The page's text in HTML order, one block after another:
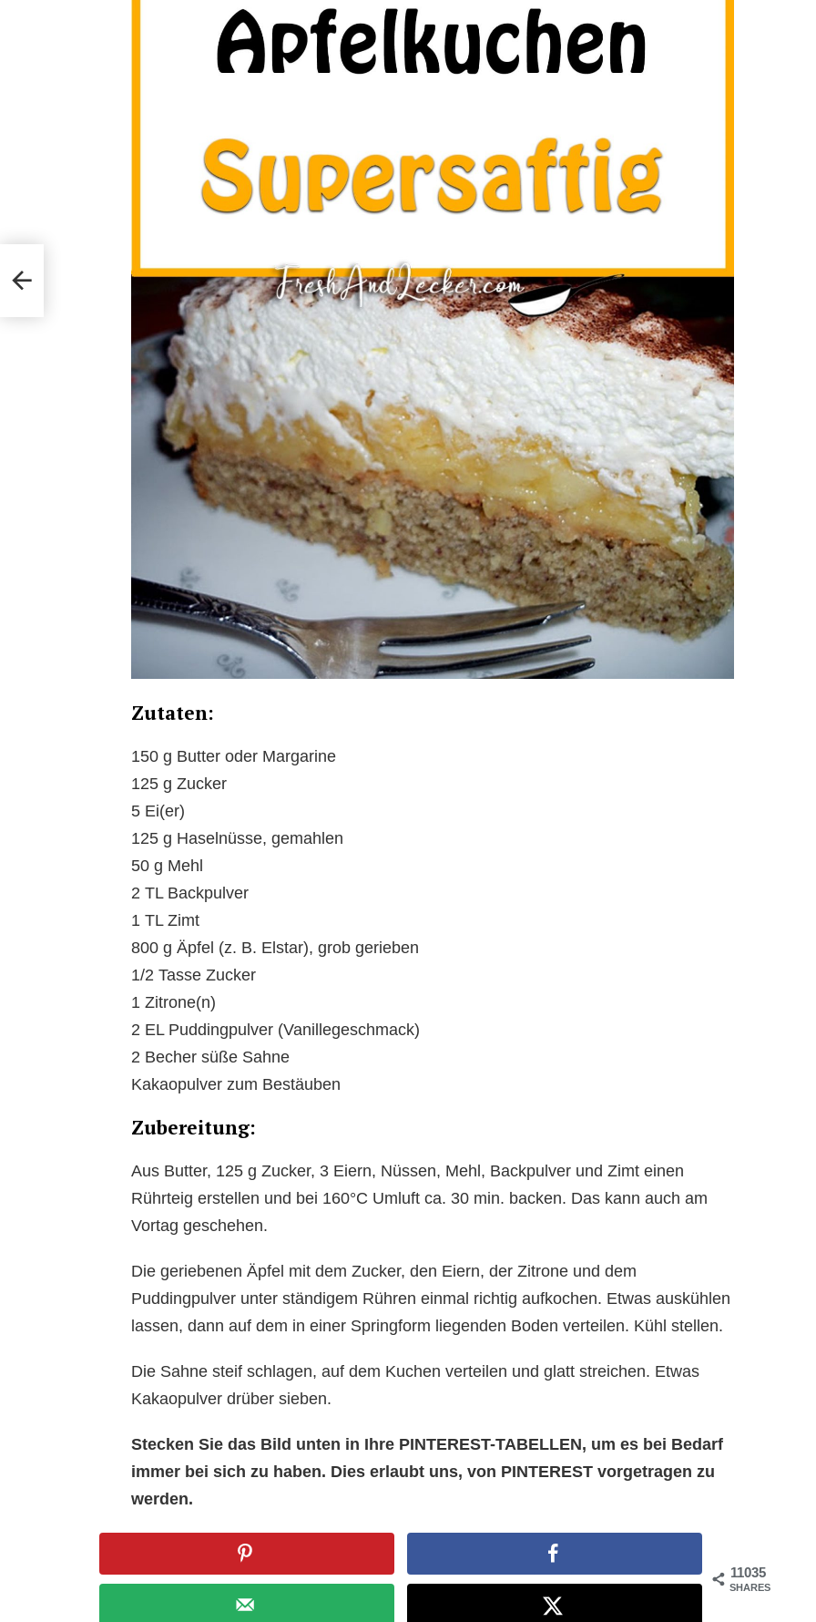
Zutaten:
150 g Butter oder Margarine
125 g Zucker
5 Ei(er)
125 g Haselnüsse, gemahlen
50 g Mehl
2 TL Backpulver
1 TL Zimt
800 g Äpfel (z. B. Elstar), grob gerieben
1/2 Tasse Zucker
1 Zitrone(n)
2 EL Puddingpulver (Vanillegeschmack)
2 Becher süße Sahne
Kakaopulver zum Bestäuben
Zubereitung:
Aus Butter, 125 g Zucker, 3 Eiern, Nüssen, Mehl, Backpulver und Zimt einen
Rührteig erstellen und bei 160°C Umluft ca. 30 min. backen. Das kann auch am
Vortag geschehen.
Die geriebenen Äpfel mit dem Zucker, den Eiern, der Zitrone und dem
Puddingpulver unter ständigem Rühren einmal richtig aufkochen. Etwas auskühlen
lassen, dann auf dem in einer Springform liegenden Boden verteilen. Kühl stellen.
Die Sahne steif schlagen, auf dem Kuchen verteilen und glatt streichen. Etwas
Kakaopulver drüber sieben.
Stecken Sie das Bild unten in Ihre PINTEREST-TABELLEN, um es bei Bedarf
immer bei sich zu haben. Dies erlaubt uns, von PINTEREST vorgetragen zu
werden.
11035
SHARES